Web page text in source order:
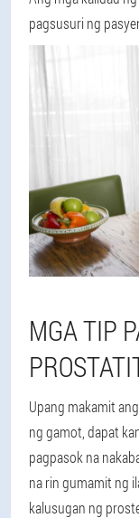
pagsusuri ng
MGA TIP
Upang makamit
ng gamot, dapat
pagpasok na
na rin gumamit ng
kalusugan ng